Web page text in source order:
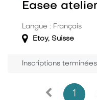
Easee
Langue : Français
Etoy, Suisse
Inscriptions terminées
1